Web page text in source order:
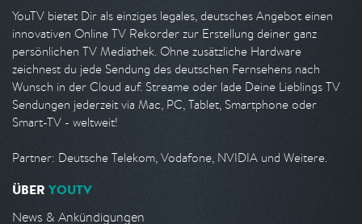
YouTV bietet Dir als einziges legales, deutsches Angebot einen
innovativen Online TV Rekorder zur Erstellung deiner ganz
persönlichen TV Mediathek. Ohne zusätzliche Hardware
zeichnest du jede Sendung des deutschen Fernsehens nach
Wunsch in der Cloud auf. Streame oder lade Deine Lieblings TV
Sendungen jederzeit via Mac, PC, Tablet, Smartphone oder
Smart-TV - weltweit!
Partner: Deutsche Telekom, Vodafone, NVIDIA und Weitere.
ÜBER YOUTV
News & Ankündigungen